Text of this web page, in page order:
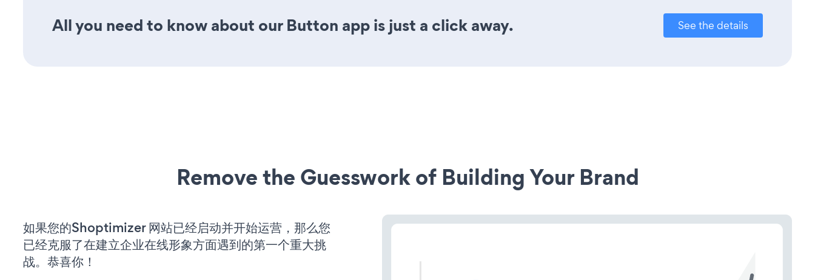
All you need to know about our Button app is just a click away. See the details
Remove the Guesswork of Building Your Brand
如果您的Shoptimizer 网站已经启动并开始运营，那么您
已经克服了在建立企业在线形象方面遇到的第一个重大挑
战。恭喜你！